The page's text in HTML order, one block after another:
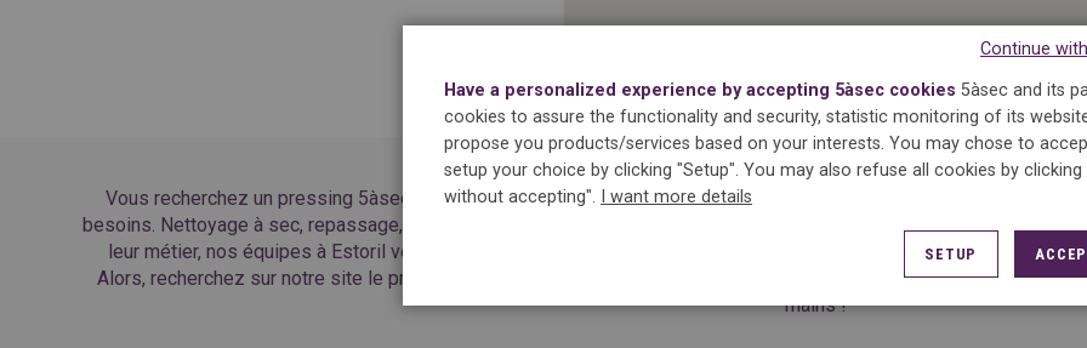
Vous recherchez un pressing 5àsec à Estoril ? 5àsec vous offre des prestations de teinturerie et blanchisserie
besoins. Nettoyage à sec, repassage, retouches, soins et traitements des textiles... 5àsec c'est une expertise de
leur métier, nos équipes à Estoril vous accueillent dans la convivialité et vous garantissent un service de qualité
Alors, recherchez sur notre site le pressing le plus proche de chez vous à Estoril et faites confiance à nos
mains !
Have a personalized experience by accepting 5àsec cookies 5àsec and its
cookies to assure the functionality and security, statistic monitoring of its
propose you products/services based on your interests. You may chose to
setup your choice by clicking "Setup". You may also refuse all cookies by clicking
without accepting".
I want more details
SETUP
Continue